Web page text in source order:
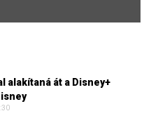
alakítaná át a Disney+